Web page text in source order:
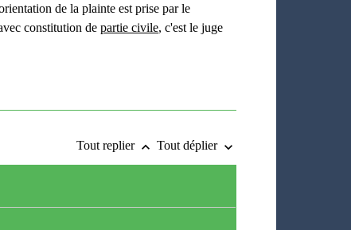
de la plainte est prise par le
constitution departie civile, c'est le juge
Tout replier keyboard_arrow_up Tout déplier keyboard_arrow_down